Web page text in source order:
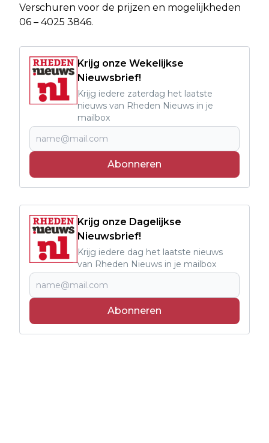
Verschuren voor de prijzen en mogelijkheden
06 – 4025 3846.
Krijg onze Wekelijkse
Nieuwsbrief!
Krijg iedere zaterdag het laatste
nieuws van Rheden Nieuws in je
mailbox
Abonneren
Krijg onze Dagelijkse
Nieuwsbrief!
Krijg iedere dag het laatste nieuws
van Rheden Nieuws in je mailbox
Abonneren